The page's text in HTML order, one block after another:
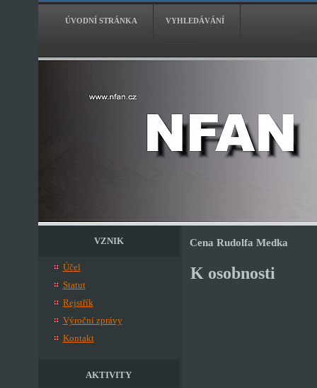
ÚVODNÍ STRÁNKA VYHLEDÁVÁNÍ
VZNIK
Účel
Statut
Rejstřík
Výroční zprávy
Kontakt
AKTIVITY
Cena Rudolfa Medka
K osobnosti